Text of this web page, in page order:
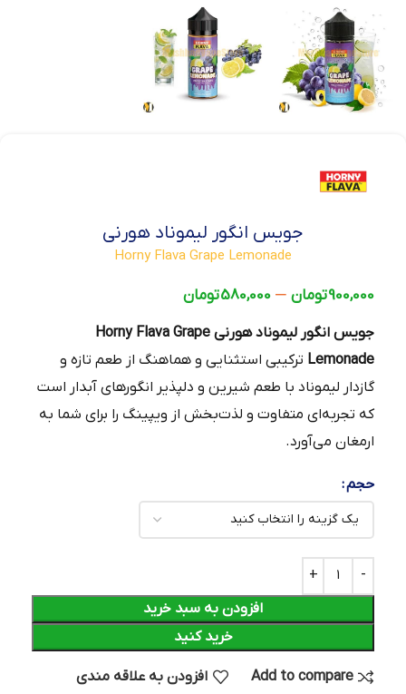
جویس انگور لیموناد هورنی
Horny Flava Grape Lemonade
900,000تومان –
580,000تومان
جویس انگور لیموناد هورنی Horny Flava Grape
Lemonade ترکیبی استثنایی و هماهنگ از طعم تازه و
گازدار لیموناد با طعم شیرین و دلپذیر انگورهای آبدار است
که تجربه‌ای متفاوت و لذت‌بخش از ویپینگ را برای شما به
ارمغان می‌آورد.
حجم
افزودن به سبد خرید
خرید کنید
Add to compare افزودن به علاقه مندی